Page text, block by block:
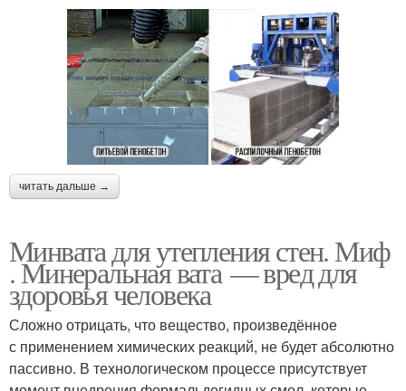
читать дальше →
Минвата для утепления стен. Миф
. Минеральная вата — вред для
здоровья человека
Сложно отрицать, что вещество, произведённое
с применением химических реакций, не будет абсолютно
пассивно. В технологическом процессе присутствует